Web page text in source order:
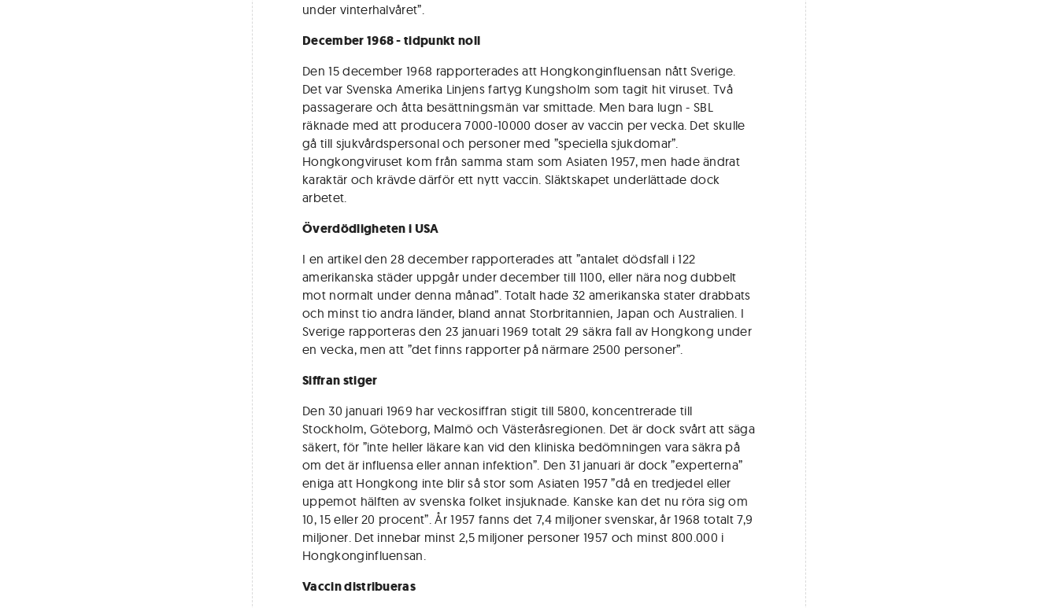
under vinterhalvåret”.
December 1968 - tidpunkt noll
Den 15 december 1968 rapporterades att Hongkonginfluensan nått Sverige.
Det var Svenska Amerika Linjens fartyg Kungsholm som tagit hit viruset. Två
passagerare och åtta besättningsmän var smittade. Men bara lugn - SBL
räknade med att producera 7000-10000 doser av vaccin per vecka. Det skulle
gå till sjukvårdspersonal och personer med ”speciella sjukdomar”.
Hongkongviruset kom från samma stam som Asiaten 1957, men hade ändrat
karaktär och krävde därför ett nytt vaccin. Släktskapet underlättade dock
arbetet.
Överdödligheten i USA
I en artikel den 28 december rapporterades att ”antalet dödsfall i 122
amerikanska städer uppgår under december till 1100, eller nära nog dubbelt
mot normalt under denna månad”. Totalt hade 32 amerikanska stater drabbats
och minst tio andra länder, bland annat Storbritannien, Japan och Australien. I
Sverige rapporteras den 23 januari 1969 totalt 29 säkra fall av Hongkong under
en vecka, men att ”det finns rapporter på närmare 2500 personer”.
Siffran stiger
Den 30 januari 1969 har veckosiffran stigit till 5800, koncentrerade till
Stockholm, Göteborg, Malmö och Västeråsregionen. Det är dock svårt att säga
säkert, för ”inte heller läkare kan vid den kliniska bedömningen vara säkra på
om det är influensa eller annan infektion”. Den 31 januari är dock ”experterna”
eniga att Hongkong inte blir så stor som Asiaten 1957 ”då en tredjedel eller
uppemot hälften av svenska folket insjuknade. Kanske kan det nu röra sig om
10, 15 eller 20 procent”. År 1957 fanns det 7,4 miljoner svenskar, år 1968 totalt 7,9
miljoner. Det innebar minst 2,5 miljoner personer 1957 och minst 800.000 i
Hongkonginfluensan.
Vaccin distribueras